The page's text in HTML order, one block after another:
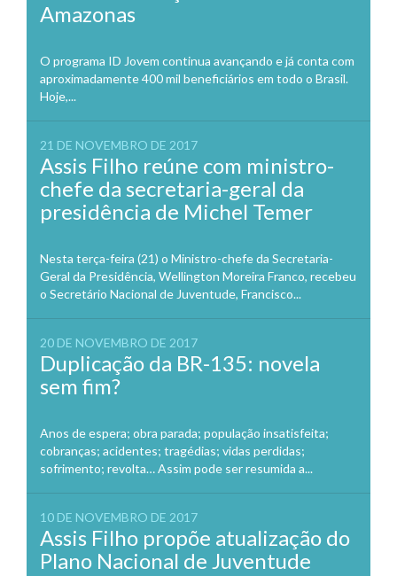
Amazonas
O programa ID Jovem continua avançando e já conta com
aproximadamente 400 mil beneficiários em todo o Brasil.
Hoje,...
21 DE NOVEMBRO DE 2017
Assis Filho reúne com ministro-
chefe da secretaria-geral da
presidência de Michel Temer
Nesta terça-feira (21) o Ministro-chefe da Secretaria-
Geral da Presidência, Wellington Moreira Franco, recebeu
o Secretário Nacional de Juventude, Francisco...
20 DE NOVEMBRO DE 2017
Duplicação da BR-135: novela
sem fim?
Anos de espera; obra parada; população insatisfeita;
cobranças; acidentes; tragédias; vidas perdidas;
sofrimento; revolta… Assim pode ser resumida a...
10 DE NOVEMBRO DE 2017
Assis Filho propõe atualização do
Plano Nacional de Juventude